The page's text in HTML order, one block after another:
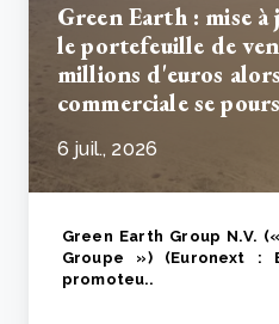
Green Earth : mise
le portefeuille de
millions d'euros
commerciale se
6 juil., 2026
Green Earth Group N.V.
Groupe ») (Euronext :
promoteu..